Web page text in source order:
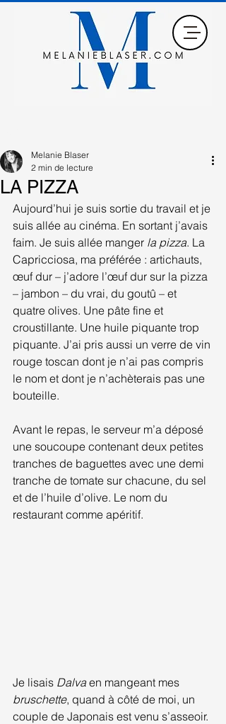
LA PIZZA
Melanie Blaser
2 min de lecture
Aujourd’hui je suis sortie du travail et je
suis allée au cinéma. En sortant j’avais
faim. Je suis allée manger la pizza. La
Capricciosa, ma préférée : artichauts,
œuf dur – j’adore l’œuf dur sur la pizza
– jambon – du vrai, du goutû – et
quatre olives. Une pâte fine et
croustillante. Une huile piquante trop
piquante. J’ai pris aussi un verre de vin
rouge toscan dont je n’ai pas compris
le nom et dont je n’achèterais pas une
bouteille.
Avant le repas, le serveur m’a déposé
une soucoupe contenant deux petites
tranches de baguettes avec une demi
tranche de tomate sur chacune, du sel
et de l’huile d’olive. Le nom du
restaurant comme apéritif.
Je lisais Dalva en mangeant mes
bruschette, quand à côté de moi, un
couple de Japonais est venu s’asseoir.